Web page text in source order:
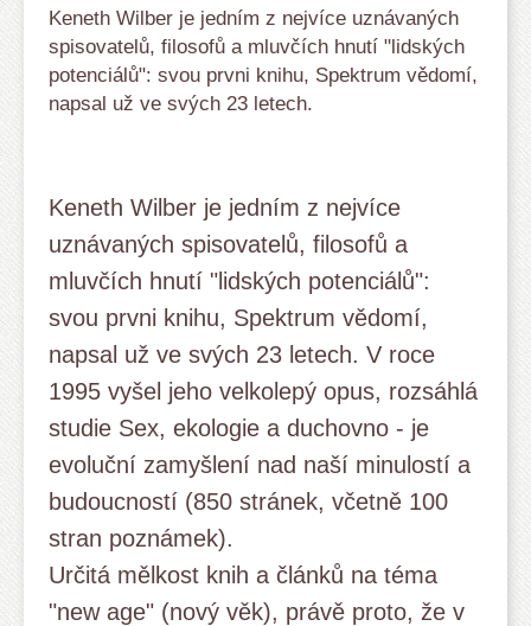
Keneth Wilber je jedním z nejvíce uznávaných
spisovatelů, filosofů a mluvčích hnutí "lidských
potenciálů": svou prvni knihu, Spektrum vědomí,
napsal už ve svých 23 letech.
Keneth Wilber je jedním z nejvíce
uznávaných spisovatelů, filosofů a
mluvčích hnutí "lidských potenciálů":
svou prvni knihu, Spektrum vědomí,
napsal už ve svých 23 letech. V roce
1995 vyšel jeho velkolepý opus, rozsáhlá
studie Sex, ekologie a duchovno - je
evoluční zamyšlení nad naší minulostí a
budoucností (850 stránek, včetně 100
stran poznámek).
Určitá mělkost knih a článků na téma
"new age" (nový věk), právě proto, že v